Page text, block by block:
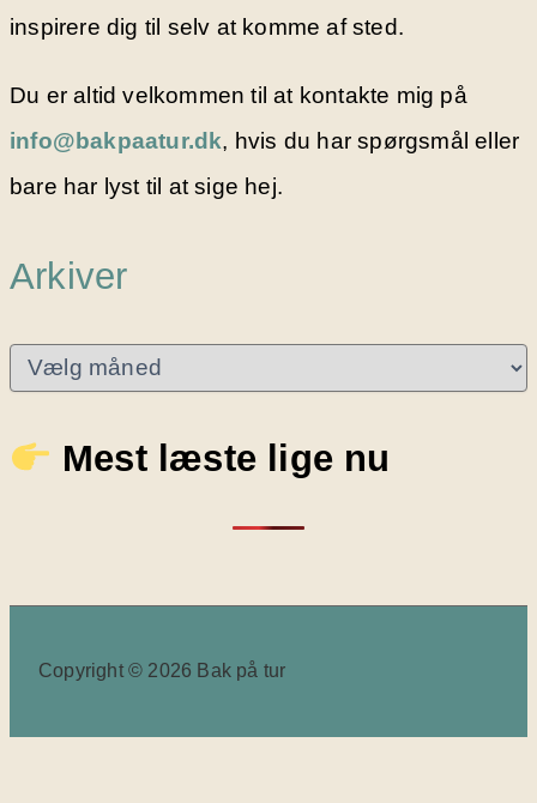
inspirere dig til selv at komme af sted.
Du er altid velkommen til at kontakte mig på
info@bakpaatur.dk, hvis du har spørgsmål eller
bare har lyst til at sige hej.
Arkiver
v
e
Mest læste lige nu
Copyright © 2026 Bak på tur